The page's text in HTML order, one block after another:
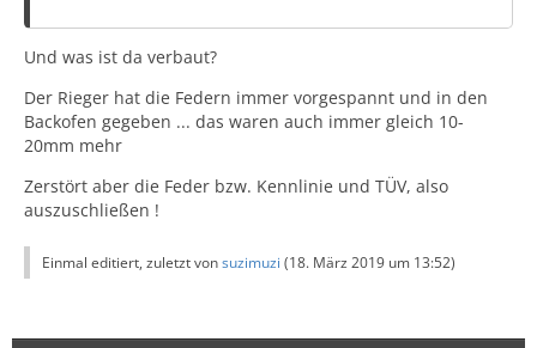
der TÜV Eintragung beigefügt. Wie versteht ihr das?
Und was ist da verbaut?
Der Rieger hat die Federn immer vorgespannt und in den
Backofen gegeben ... das waren auch immer gleich 10-
20mm mehr
Zerstört aber die Feder bzw. Kennlinie und TÜV, also
auszuschließen !
Einmal editiert, zuletzt vonsuzimuzi (18. März 2019 um 13:52)